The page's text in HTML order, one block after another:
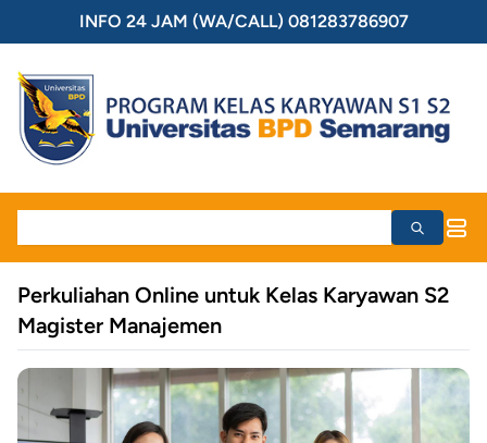
INFO 24 JAM (WA/CALL) 081283786907
Perkuliahan Online untuk Kelas Karyawan S2
Magister Manajemen